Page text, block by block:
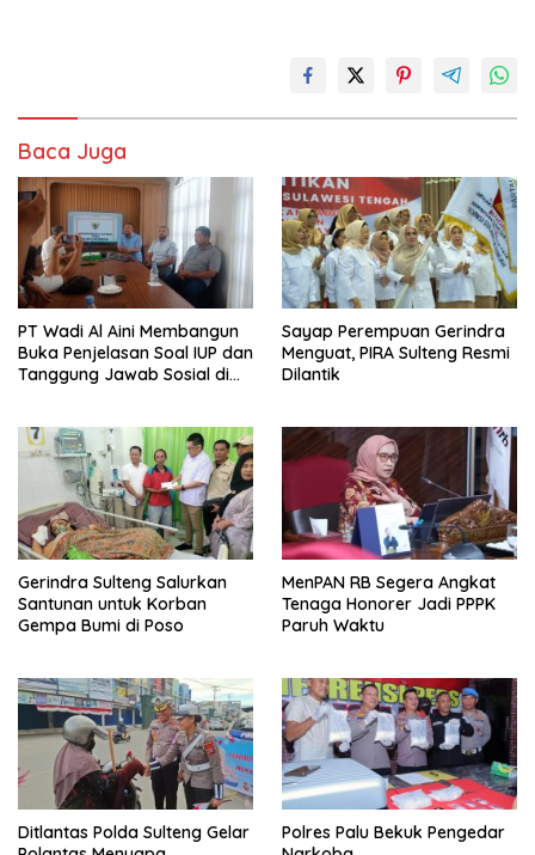
Baca Juga
PT Wadi Al Aini Membangun
Buka Penjelasan Soal IUP dan
Tanggung Jawab Sosial di
Sayap Perempuan Gerindra
Menguat, PIRA Sulteng Resmi
Dilantik
Gerindra Sulteng Salurkan
Santunan untuk Korban
Gempa Bumi di Poso
MenPAN RB Segera Angkat
Tenaga Honorer Jadi PPPK
Paruh Waktu
Ditlantas Polda Sulteng Gelar
Polres Palu Bekuk Pengedar